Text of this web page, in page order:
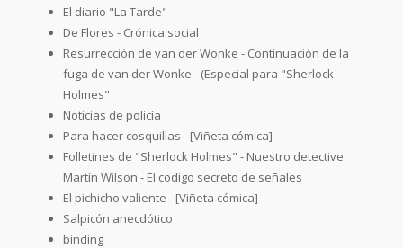
El diario "La Tarde"
De Flores - Crónica social
Resurrección de van der Wonke - Continuación de la
fuga de van der Wonke - (Especial para "Sherlock
Holmes"
Noticias de policía
Para hacer cosquillas - [Viñeta cómica]
Folletines de "Sherlock Holmes" - Nuestro detective
Martín Wilson - El codigo secreto de señales
El pichicho valiente - [Viñeta cómica]
Salpicón anecdótico
binding